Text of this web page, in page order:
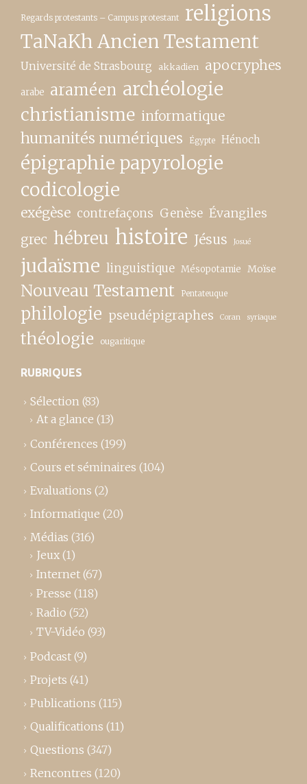
Regards protestants – Campus protestant religions
TaNaKh Ancien Testament
Université de Strasbourg akkadien apocryphes
arabe araméen archéologie
christianisme informatique
humanités numériques Égypte Hénoch
épigraphie papyrologie
codicologie
exégèse contrefaçons Genèse Évangiles
grec hébreu histoire Jésus Josué
judaïsme linguistique Mésopotamie Moïse
Nouveau Testament Pentateuque
philologie pseudépigraphes Coran syriaque
théologie ougaritique
RUBRIQUES
Sélection (83)
At a glance (13)
Conférences (199)
Cours et séminaires (104)
Evaluations (2)
Informatique (20)
Médias (316)
Jeux (1)
Internet (67)
Presse (118)
Radio (52)
TV-Vidéo (93)
Podcast (9)
Projets (41)
Publications (115)
Qualifications (11)
Questions (347)
Rencontres (120)